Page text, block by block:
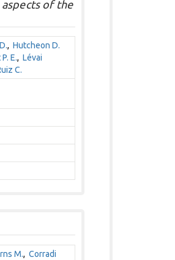
of the
, Hutcheon D.
E., Lévai
C.
M., Corradi